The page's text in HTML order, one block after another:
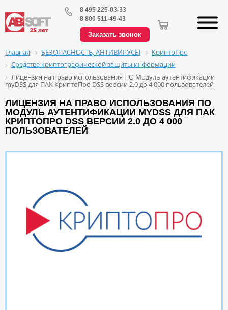
8 495 225-03-33
8 800 511-49-43
Заказать звонок
Главная БЕЗОПАСНОСТЬ, АНТИВИРУСЫ
КриптоПро
Средства криптографической защиты информации
Лицензия на право использования ПО Модуль аутентификации
myDSS для ПАК КриптоПро DSS версии 2.0 до 4 000 пользователей
ЛИЦЕНЗИЯ НА ПРАВО ИСПОЛЬЗОВАНИЯ ПО
МОДУЛЬ АУТЕНТИФИКАЦИИ MYDSS ДЛЯ ПАК
КРИПТОПРО DSS ВЕРСИИ 2.0 ДО 4 000
ПОЛЬЗОВАТЕЛЕЙ